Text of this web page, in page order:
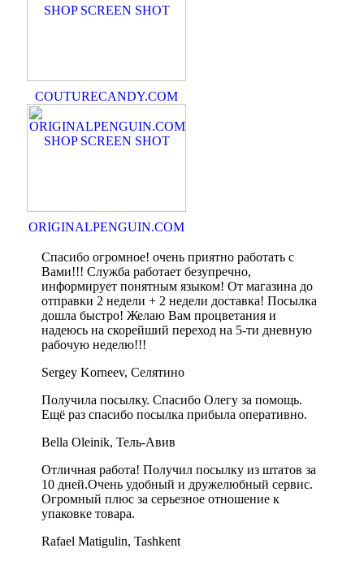
COUTURECANDY.COM
ORIGINALPENGUIN.COM
Спасибо огромное! очень приятно работать с
Вами!!! Служба работает безупречно,
информирует понятным языком! От магазина до
отправки 2 недели + 2 недели доставка! Посылка
дошла быстро! Желаю Вам процветания и
надеюсь на скорейший переход на 5-ти дневную
рабочую неделю!!!
Sergey Korneev, Селятино
Получила посылку. Спасибо Олегу за помощь.
Ещё раз спасибо посылка прибыла оперативно.
Bella Oleinik, Тель-Авив
Отличная работа! Получил посылку из штатов за
10 дней.Очень удобный и дружелюбный сервис.
Огромный плюс за серьезное отношение к
упаковке товара.
Rafael Matigulin, Tashkent